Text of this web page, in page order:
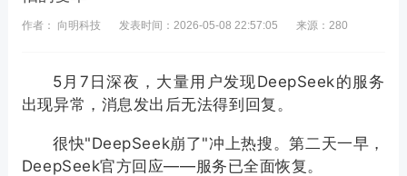
作者： 向明科技 发表时间：2026-05-08 22:57:05 来源：280
5月7日深夜，大量用户发现DeepSeek的服务
出现异常，消息发出后无法得到回复。
很快"DeepSeek崩了"冲上热搜。第二天一早，
DeepSeek官方回应——服务已全面恢复。